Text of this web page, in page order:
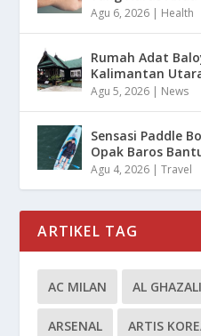
Agu 6, 2026 | Health
Rumah Adat
Kalimantan
Agu 5, 2026 | News
Sensasi Paddle
Opak Baros
Agu 4, 2026 |Travel
ARTIKEL TAG
AC MILAN AL GHAZALI
ARSENAL ARTIS